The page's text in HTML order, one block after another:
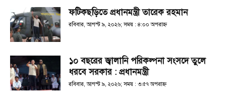
ফটিকছড়িতে প্রধানমন্ত্রী তারেক রহমান
রবিবার, আগস্ট ৯, ২০২৬; সময় : ৪:০০ অপরাহ্ণ
১০ বছরের জ্বালানি পরিকল্পনা সংসদে তুলে
ধরবে সরকার : প্রধানমন্ত্রী
রবিবার, আগস্ট ৯, ২০২৬; সময় : ৩:৫৭ অপরাহ্ণ